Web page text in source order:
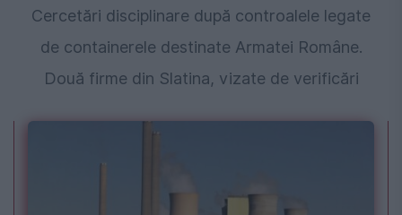
Cercetări disciplinare după controalele legate
de containerele destinate Armatei Române.
Două firme din Slatina, vizate de verificări